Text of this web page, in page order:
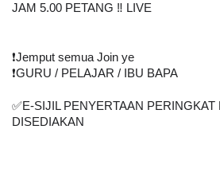
JAM 5.00 PETANG ‼️ LIVE
❗️Jemput semua Join ye
❗️GURU / PELAJAR / IBU BAPA
✅E-SIJIL PENYERTAAN PERINGKAT
DISEDIAKAN